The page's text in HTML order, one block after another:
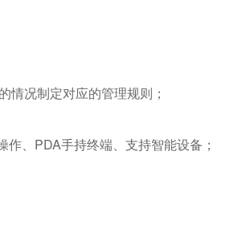
情况制定对应的管理规则；
、PDA手持终端、支持智能设备；